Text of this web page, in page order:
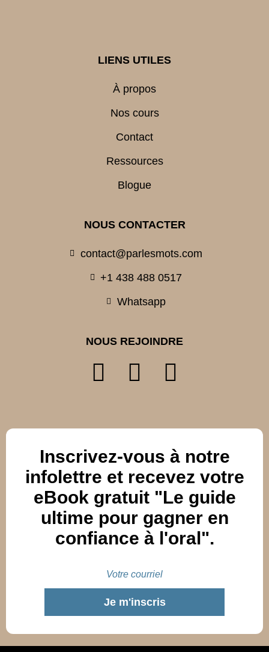
LIENS UTILES
À propos
Nos cours
Contact
Ressources
Blogue
NOUS CONTACTER
contact@parlesmots.com
+1 438 488 0517
Whatsapp
NOUS REJOINDRE
Inscrivez-vous à notre
infolettre et recevez votre
eBook gratuit "Le guide
ultime pour gagner en
confiance à l'oral".